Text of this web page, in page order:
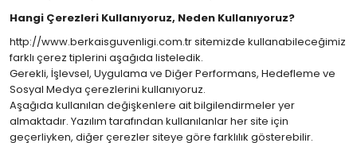
Hangi Çerezleri Kullanıyoruz, Neden Kullanıyoruz?
http://www.berkaisguvenligi.com.tr sitemizde kullanabileceğimiz
farklı çerez tiplerini aşağıda listeledik.
Gerekli, İşlevsel, Uygulama ve Diğer Performans, Hedefleme ve
Sosyal Medya çerezlerini kullanıyoruz.
Aşağıda kullanılan değişkenlere ait bilgilendirmeler yer
almaktadır. Yazılım tarafından kullanılanlar her site için
geçerliyken, diğer çerezler siteye göre farklılık gösterebilir.